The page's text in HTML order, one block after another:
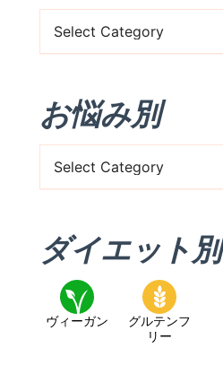
事
イ
プ
（朝/
お
つ）
お悩み別
悩
別
ダイエット別
ヴィーガン
グルテンフ
リー